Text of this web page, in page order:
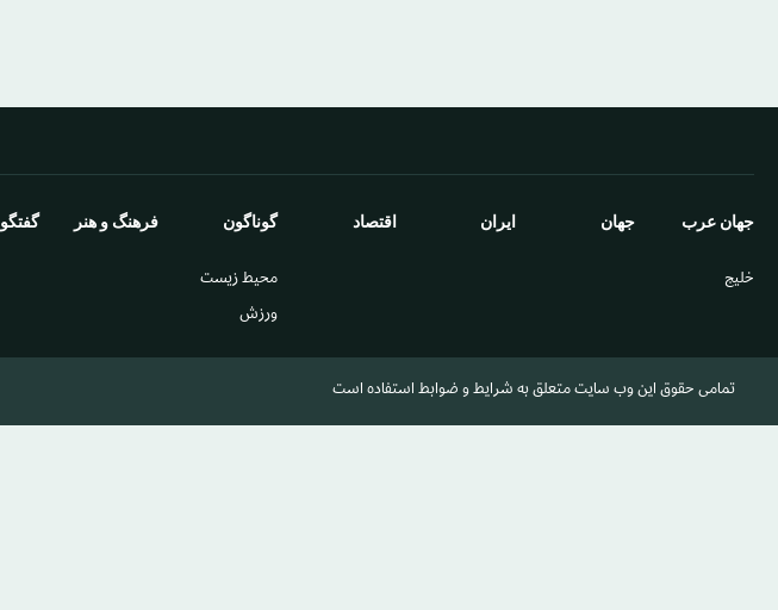
جهان عرب
خليج
جهان ایران اقتصاد گوناگون
محيط زيست
ورزش
فرهنگ و هنر گفتگو
تمامی حقوق این وب سایت متعلق به شرایط و ضوابط استفاده است